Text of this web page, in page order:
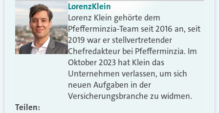
LorenzKlein
Lorenz Klein gehörte dem
Pfefferminzia-Team seit 2016 an, seit
2019 war er stellvertretender
Chefredakteur bei Pfefferminzia. Im
Oktober 2023 hat Klein das
Unternehmen verlassen, um sich
neuen Aufgaben in der
Versicherungsbranche zu widmen.
Teilen: